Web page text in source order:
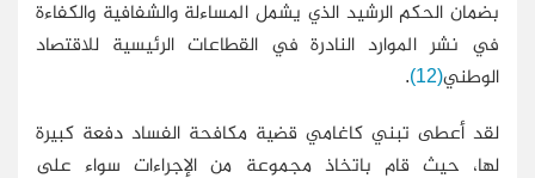
بضمان الحكم الرشيد الذي يشمل المساءلة والشفافية والكفاءة
في نشر الموارد النادرة في القطاعات الرئيسية للاقتصاد
الوطني(12)
.
لقد أعطى تبني كاغامي قضية مكافحة الفساد دفعة كبيرة
لها، حيث قام باتخاذ مجموعة من الإجراءات سواء على